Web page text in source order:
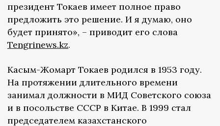
президент Токаев имеет полное право
предложить это решение. И я думаю, оно
будет принято», – приводит его слова
Tengrinews.kz.
Касым-Жомарт Токаев родился в 1953 году.
На протяжении длительного времени
занимал должности в МИД Советского союза
и в посольстве СССР в Китае. В 1999 стал
председателем казахстанского